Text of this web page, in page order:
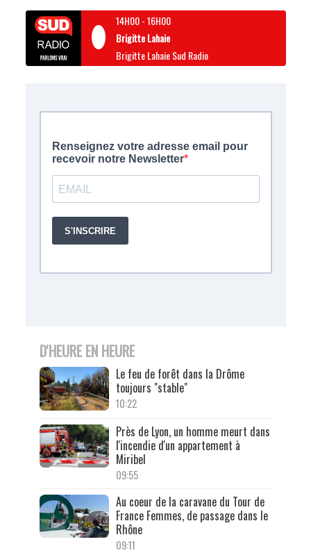
14H00-16H00
Brigitte Lahaie
Brigitte Lahaie Sud Radio
D'HEURE EN HEURE
Le feu de forêt dans la Drôme
toujours "stable"
10:22
Près de Lyon, un homme meurt dans
l'incendie d'un appartement à
Miribel
09:55
Au coeur de la caravane du Tour de
France Femmes, de passage dans le
Rhône
09:11